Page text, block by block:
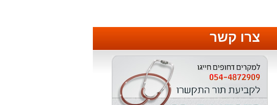
צרו קשר